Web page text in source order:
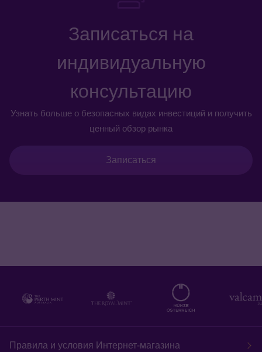
Записаться на
индивидуальную
консультацию
Узнать больше о безопасных видах инвестиций и получить
ценный обзор рынка
Записаться
Правила и условия Интернет-магазина